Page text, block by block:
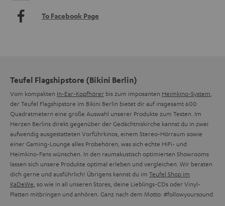
To Facebook Page
Teufel Flagshipstore (Bikini Berlin)
Vom kompakten In-Ear-Kopfhörer bis zum imposanten Heimkino-System,
der Teufel Flagshipstore im Bikini Berlin bietet dir auf insgesamt 600
Quadratmetern eine große Auswahl unserer Produkte zum Testen. Im
Herzen Berlins direkt gegenüber der Gedächtniskirche kannst du in zwei
aufwendig ausgestatteten Vorführkinos, einem Stereo-Hörraum sowie
einer Gaming-Lounge alles Probehören, was sich echte HiFi- und
Heimkino-Fans wünschen. In den raumakustisch optimierten Showrooms
lassen sich unsere Produkte optimal erleben und vergleichen. Wir beraten
dich gerne und ausführlich! Übrigens kannst du im Teufel Shop im
KaDeWe, so wie in all unseren Stores, deine Lieblings-CDs oder Vinyl-
Platten mitbringen und anhören. Ganz nach dem Motto: #followyoursound